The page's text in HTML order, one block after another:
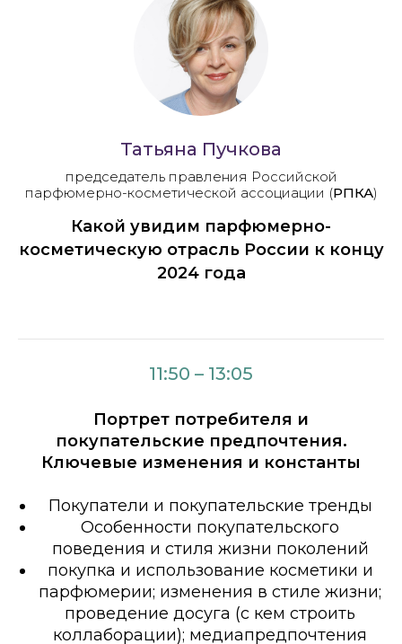
Татьяна Пучкова
председатель правления Российской
парфюмерно-косметической ассоциации (РПКА)
Какой увидим парфюмерно-
косметическую отрасль России к концу
2024 года
11:50 – 13:05
Портрет потребителя и
покупательские предпочтения.
Ключевые изменения и константы
Покупатели и покупательские тренды
Особенности покупательского
поведения и стиля жизни поколений
покупка и использование косметики и
парфюмерии; изменения в стиле жизни;
проведение досуга (с кем строить
коллаборации); медиапредпочтения